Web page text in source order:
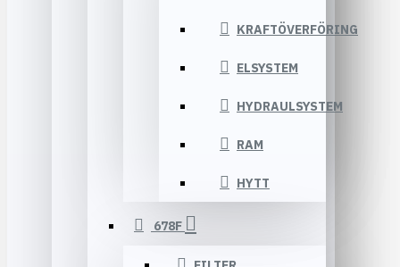
KRAFTÖVERFÖRING
ELSYSTEM
HYDRAULSYSTEM
RAM
HYTT
678F